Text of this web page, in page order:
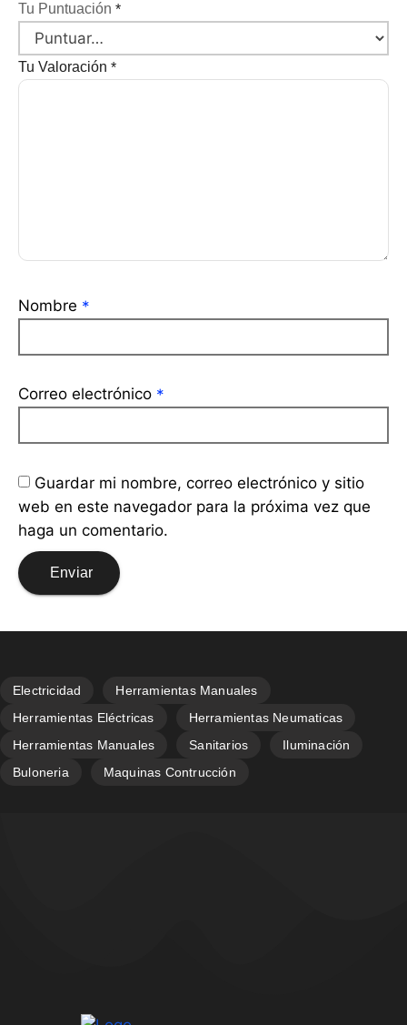
Tu Puntuación *
Tu Valoración *
Nombre *
Correo electrónico *
Guardar mi nombre, correo electrónico y sitio
web en este navegador para la próxima vez que
haga un comentario.